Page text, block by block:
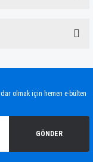
olmak için hemen e-bülten
GÖNDER